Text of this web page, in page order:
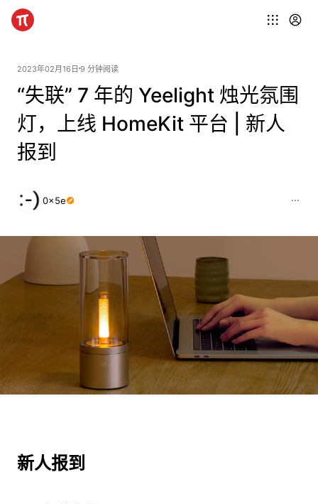
2023年02月16日 9 分钟阅读
“失联” 7 年的 Yeelight 烛光氛围
灯，上线 HomeKit 平台 | 新人
报到
0x5e
新人报到